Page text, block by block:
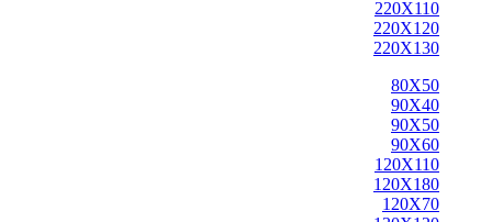
220X110
220X120
220X130
80X50
90X40
90X50
90X60
120X110
120X180
120X70